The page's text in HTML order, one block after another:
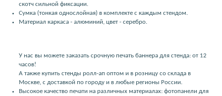
скотч сильной фиксации.
Сумка (тонкая однослойная) в комплекте с каждым стендом.
Материал каркаса - алюминий, цвет - серебро.
У нас вы можете заказать срочную печать баннера для стенда: от 12
часов!
А также купить стенды ролл-ап оптом и в розницу со склада в
Москве, с доставкой по городу и в любые регионы России.
Высокое качество печати на различных материалах: фотопанели для